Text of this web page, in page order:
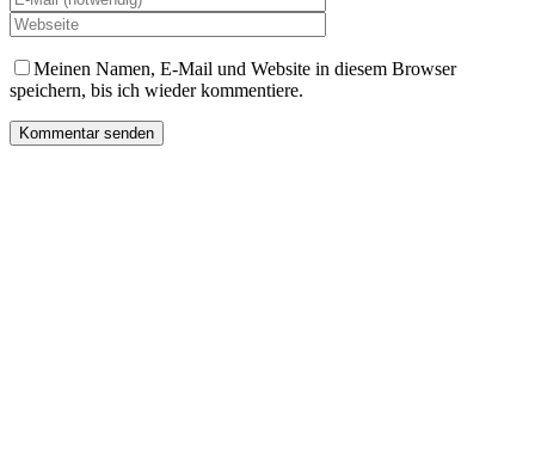
Meinen Namen, E-Mail und Website in diesem Browser
speichern, bis ich wieder kommentiere.